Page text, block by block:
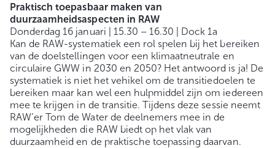
Praktisch toepasbaar maken van
duurzaamheidsaspecten in RAW
Donderdag 16 januari | 15.30 – 16.30 | Dock 1a
Kan de RAW-systematiek een rol spelen bij het bereiken
van de doelstellingen voor een klimaatneutrale en
circulaire GWW in 2030 en 2050? Het antwoord is ja! De
systematiek is niet het vehikel om de transitiedoelen te
bereiken maar kan wel een hulpmiddel zijn om iedereen
mee te krijgen in de transitie. Tijdens deze sessie neemt
RAW’er Tom de Water de deelnemers mee in de
mogelijkheden die RAW biedt op het vlak van
duurzaamheid en de praktische toepassing daarvan.